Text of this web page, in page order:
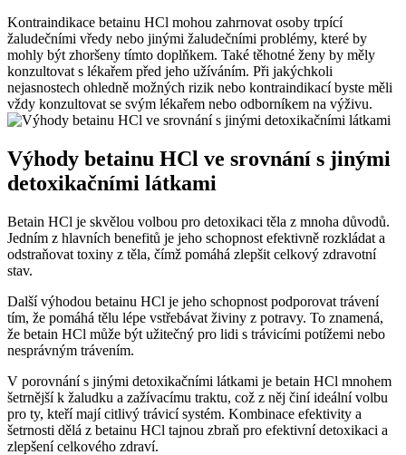
Kontraindikace betainu HCl mohou zahrnovat osoby trpící
žaludečními vředy nebo jinými žaludečními problémy, které by
mohly být zhoršeny tímto doplňkem. Také těhotné ženy by měly
konzultovat s lékařem před jeho užíváním. Při jakýchkoli
nejasnostech ohledně možných rizik nebo kontraindikací byste měli
vždy konzultovat se svým lékařem nebo odborníkem na výživu.
Výhody betainu HCl ve srovnání s jinými
detoxikačními látkami
Betain HCl je skvělou volbou pro detoxikaci těla z mnoha důvodů.
Jedním z hlavních benefitů je jeho schopnost efektivně rozkládat a
odstraňovat toxiny z těla, čímž pomáhá zlepšit celkový zdravotní
stav.
Další výhodou betainu HCl je jeho schopnost podporovat trávení
tím, že pomáhá tělu lépe vstřebávat živiny z potravy. To znamená,
že betain HCl může být užitečný pro lidi s trávicími potížemi nebo
nesprávným trávením.
V porovnání s jinými detoxikačními látkami je betain HCl mnohem
šetrnější k žaludku a zažívacímu traktu, což z něj činí ideální volbu
pro ty, kteří mají citlivý trávicí systém. Kombinace efektivity a
šetrnosti dělá z betainu HCl tajnou zbraň pro efektivní detoxikaci a
zlepšení celkového zdraví.